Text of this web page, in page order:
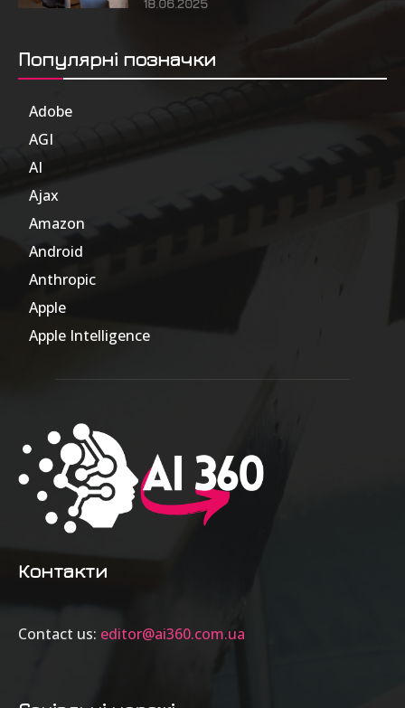
18.06.2025
Популярні позначки
Adobe
AGI
AI
Ajax
Amazon
Android
Anthropic
Apple
Apple Intelligence
Контакти
Contact us: editor@ai360.com.ua